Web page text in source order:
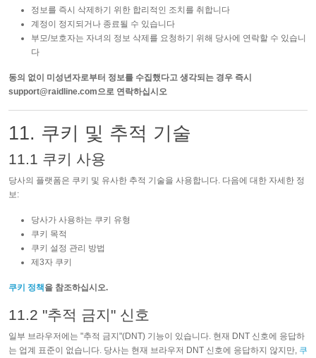
정보를 즉시 삭제하기 위한 합리적인 조치를 취합니다
계정이 정지되거나 종료될 수 있습니다
부모/보호자는 자녀의 정보 삭제를 요청하기 위해 당사에 연락할 수 있습니
다
동의 없이 미성년자로부터 정보를 수집했다고 생각되는 경우 즉시
support@raidline.com으로 연락하십시오
11. 쿠키 및 추적 기술
11.1 쿠키 사용
당사의 플랫폼은 쿠키 및 유사한 추적 기술을 사용합니다. 다음에 대한 자세한 정
보:
당사가 사용하는 쿠키 유형
쿠키 목적
쿠키 설정 관리 방법
제3자 쿠키
쿠키 정책을 참조하십시오.
11.2 "추적 금지" 신호
일부 브라우저에는 "추적 금지"(DNT) 기능이 있습니다. 현재 DNT 신호에 응답하
는 업계 표준이 없습니다. 당사는 현재 브라우저 DNT 신호에 응답하지 않지만, 쿠